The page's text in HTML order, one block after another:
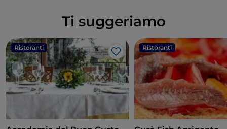
Ti suggeriamo
Ristoranti
Like
Ristoranti